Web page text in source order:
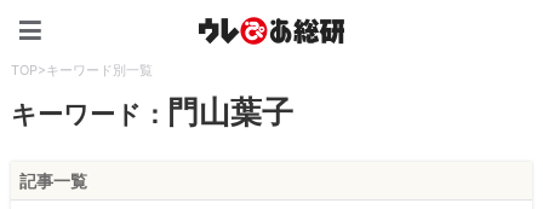
TOP>キーワード別一覧
キーワード： 門山葉子
記事一覧